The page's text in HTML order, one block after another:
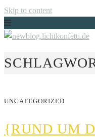
Skip to content
Just another WordPress site
UNCATEGORIZED
{RUND UM